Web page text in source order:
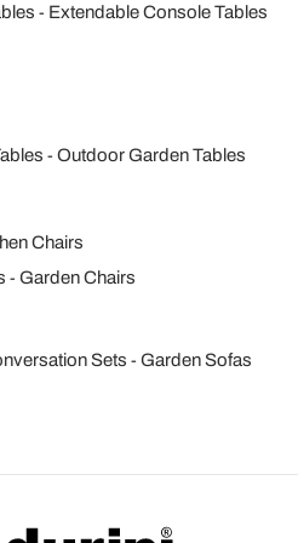
Extendable Console Tables
Outdoor Garden Tables
Chairs
Garden Chairs
Sets
Garden Sofas